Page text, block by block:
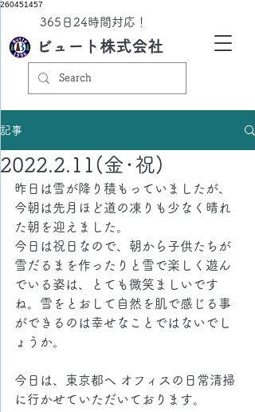
260451457
ビュート株式会社
​365日24時間対応！
記事
2022.2.11(金･祝)
昨日は雪が降り積もっていましたが、
今朝は先月ほど道の凍りも少なく晴れ
た朝を迎えました。
今日は祝日なので、朝から子供たちが
雪だるまを作ったりと雪で楽しく遊ん
でいる姿は、とても微笑ましいです
ね。雪をとおして自然を肌で感じる事
ができるのは幸せなことではないでし
ょうか。
今日は、東京都へ オフィスの日常清掃
に行かせていただいております。